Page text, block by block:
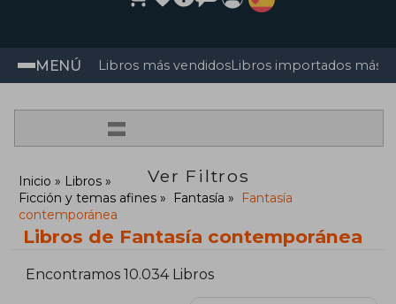
MENÚ Libros más vendidosLibros importados más
=
Ver Filtros
Inicio
Libros
Ficción y temas afines
Fantasía
Fantasía
contemporánea
Libros de Fantasía contemporánea
Encontramos 10.034 Libros